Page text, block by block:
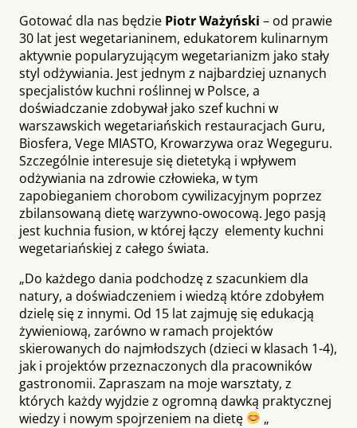
Gotować dla nas będzie Piotr Ważyński – od prawie
30 lat jest wegetarianinem, edukatorem kulinarnym
aktywnie popularyzującym wegetarianizm jako stały
styl odżywiania. Jest jednym z najbardziej uznanych
specjalistów kuchni roślinnej w Polsce, a
doświadczanie zdobywał jako szef kuchni w
warszawskich wegetariańskich restauracjach Guru,
Biosfera, Vege MIASTO, Krowarzywa oraz Wegeguru.
Szczególnie interesuje się dietetyką i wpływem
odżywiania na zdrowie człowieka, w tym
zapobieganiem chorobom cywilizacyjnym poprzez
zbilansowaną dietę warzywno-owocową. Jego pasją
jest kuchnia fusion, w której łączy elementy kuchni
wegetariańskiej z całego świata.
„Do każdego dania podchodzę z szacunkiem dla
natury, a doświadczeniem i wiedzą które zdobyłem
dzielę się z innymi. Od 15 lat zajmuję się edukacją
żywieniową, zarówno w ramach projektów
skierowanych do najmłodszych (dzieci w klasach 1-4),
jak i projektów przeznaczonych dla pracowników
gastronomii. Zapraszam na moje warsztaty, z
których każdy wyjdzie z ogromną dawką praktycznej
wiedzy i nowym spojrzeniem na dietę
„